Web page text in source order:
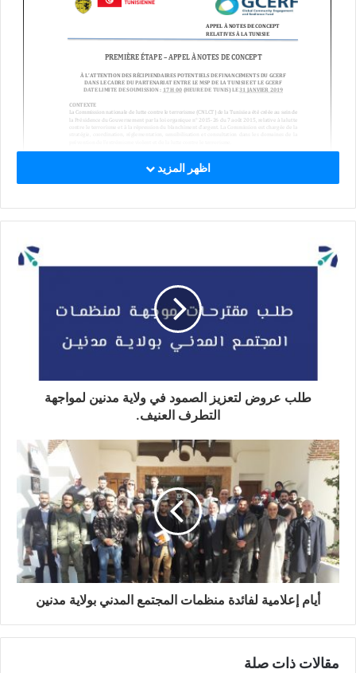
Note de concept : Tunisie
FORMULAIRE (FR–EN
اظهر المزيد
طلب عروض لتعزيز الصمود في ولاية مدنين لمواجهة
التطرف العنيف.
أيام إعلامية لفائدة منظمات المجتمع المدني بولاية مدنين
مقالات ذات صلة